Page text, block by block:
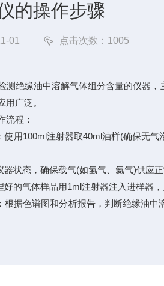
的操作步骤
01 点击次数：1005
绝缘油中溶解气体组分含量的仪器，
广泛。
程：
100ml注射器取40ml油样(确保无气
态，确保载气(如氢气、氦气)供应正
气体样品用1ml注射器注入进样器，
色谱图和分析报告，判断绝缘油中